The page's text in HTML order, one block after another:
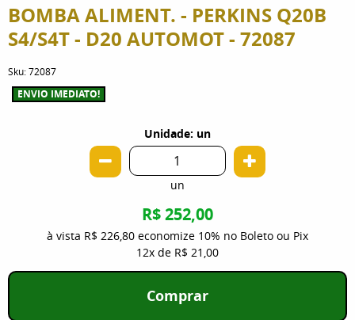
BOMBA ALIMENT. - PERKINS Q20B
S4/S4T - D20 AUTOMOT - 72087
Sku:72087
ENVIO IMEDIATO!
Unidade: un
un
R$ 252,00
à vista R$ 226,80 economize 10% no Boleto ou Pix
12x de R$ 21,00
Comprar